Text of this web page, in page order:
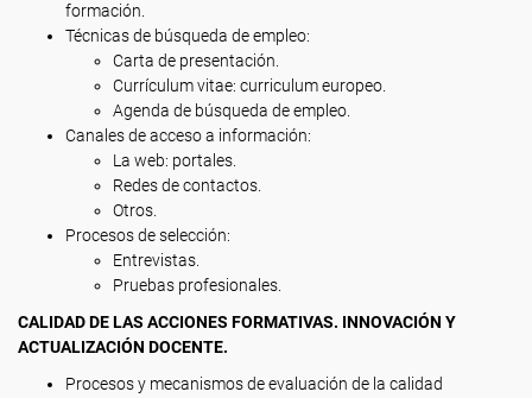
formación.
Técnicas de búsqueda de empleo:
Carta de presentación.
Currículum vitae: curriculum europeo.
Agenda de búsqueda de empleo.
Canales de acceso a información:
La web: portales.
Redes de contactos.
Otros.
Procesos de selección:
Entrevistas.
Pruebas profesionales.
CALIDAD DE LAS ACCIONES FORMATIVAS. INNOVACIÓN Y
ACTUALIZACIÓN DOCENTE.
Procesos y mecanismos de evaluación de la calidad